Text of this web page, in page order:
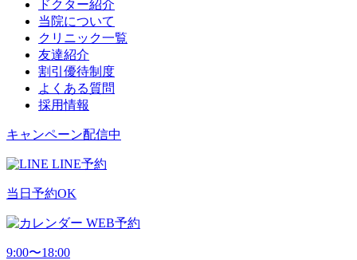
ドクター紹介
当院について
クリニック一覧
友達紹介
割引優待制度
よくある質問
採用情報
キャンペーン配信中
LINE予約
当日予約OK
WEB予約
9:00〜18:00